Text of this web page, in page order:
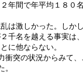
年間で年平均１８０
は激しかった。しか
千名を越える事実は
に他ならない。
突の状況からみて、